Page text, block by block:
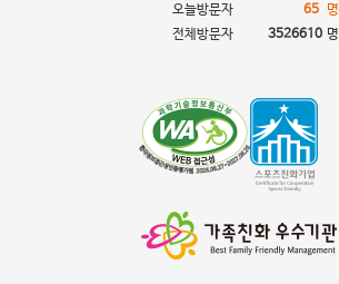
오늘방문자 65 명
전체방문자
3526610 명